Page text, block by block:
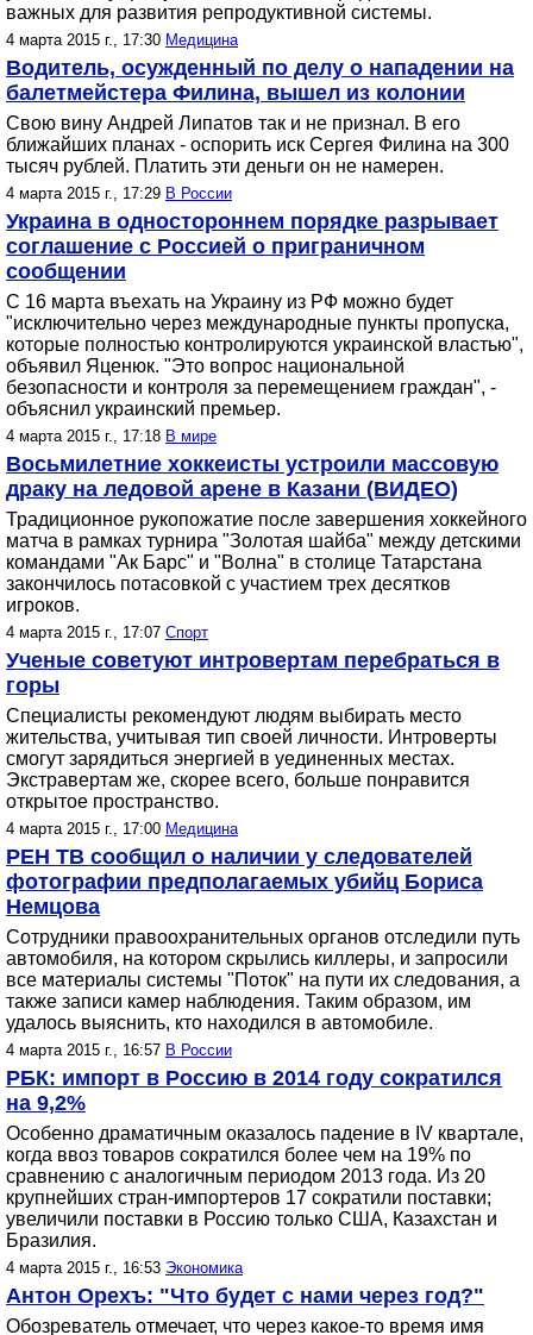
важных для развития репродуктивной системы.
4 марта 2015 г., 17:30 Медицина
Водитель, осужденный по делу о нападении на
балетмейстера Филина, вышел из колонии
Свою вину Андрей Липатов так и не признал. В его
ближайших планах - оспорить иск Сергея Филина на 300
тысяч рублей. Платить эти деньги он не намерен.
4 марта 2015 г., 17:29 В России
Украина в одностороннем порядке разрывает
соглашение с Россией о приграничном
сообщении
С 16 марта въехать на Украину из РФ можно будет
"исключительно через международные пункты пропуска,
которые полностью контролируются украинской властью",
объявил Яценюк. "Это вопрос национальной
безопасности и контроля за перемещением граждан", -
объяснил украинский премьер.
4 марта 2015 г., 17:18 В мире
Восьмилетние хоккеисты устроили массовую
драку на ледовой арене в Казани (ВИДЕО)
Традиционное рукопожатие после завершения хоккейного
матча в рамках турнира "Золотая шайба" между детскими
командами "Ак Барс" и "Волна" в столице Татарстана
закончилось потасовкой с участием трех десятков
игроков.
4 марта 2015 г., 17:07 Спорт
Ученые советуют интровертам перебраться в
горы
Специалисты рекомендуют людям выбирать место
жительства, учитывая тип своей личности. Интроверты
смогут зарядиться энергией в уединенных местах.
Экстравертам же, скорее всего, больше понравится
открытое пространство.
4 марта 2015 г., 17:00 Медицина
РЕН ТВ сообщил о наличии у следователей
фотографии предполагаемых убийц Бориса
Немцова
Сотрудники правоохранительных органов отследили путь
автомобиля, на котором скрылись киллеры, и запросили
все материалы системы "Поток" на пути их следования, а
также записи камер наблюдения. Таким образом, им
удалось выяснить, кто находился в автомобиле.
4 марта 2015 г., 16:57 В России
РБК: импорт в Россию в 2014 году сократился
на 9,2%
Особенно драматичным оказалось падение в IV квартале,
когда ввоз товаров сократился более чем на 19% по
сравнению с аналогичным периодом 2013 года. Из 20
крупнейших стран-импортеров 17 сократили поставки;
увеличили поставки в Россию только США, Казахстан и
Бразилия.
4 марта 2015 г., 16:53 Экономика
Антон Орехъ: "Что будет с нами через год?"
Обозреватель отмечает, что через какое-то время имя